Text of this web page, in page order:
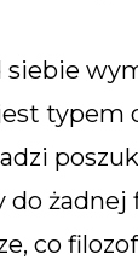
typem
żadnej
co